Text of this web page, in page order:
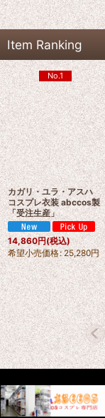
Item Ranking
No.1
カガリ・ユラ・アスハ
コスプレ衣装 abccos製
「受注生産」
14,860円(税込)
希望小売価格: 25,280円